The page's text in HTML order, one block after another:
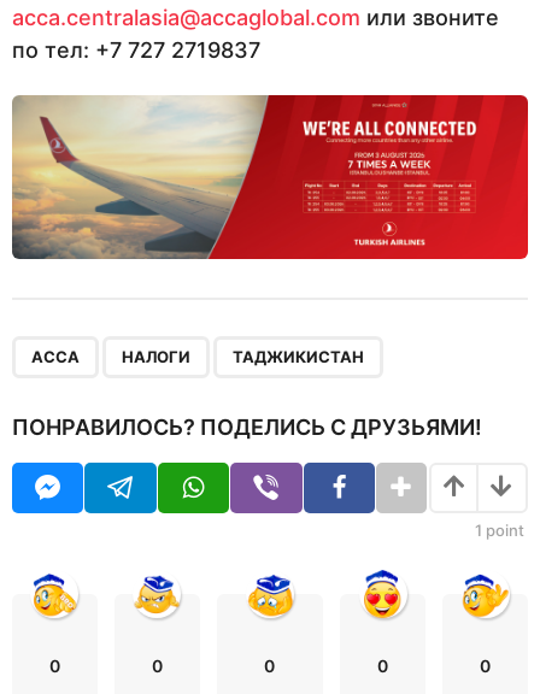
acca.centralasia@accaglobal.com или звоните
по тел: +7 727 2719837
ACCA НАЛОГИ ТАДЖИКИСТАН
ПОНРАВИЛОСЬ? ПОДЕЛИСЬ С ДРУЗЬЯМИ!
1 point
0 0 0 0 0